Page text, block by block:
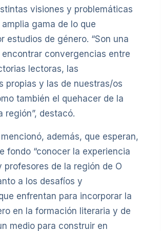
visiones y problemáticas
gama de lo que
estudios de género. “Son una
convergencias entre
lectoras, las
propias y las de nuestras/os
también el quehacer de la
región”, destacó.
además, que esperan,
fondo “conocer la experiencia
profesores de la región de O
a los desafíos y
enfrentan para incorporar la
en la formación literaria y de
medio para construir en